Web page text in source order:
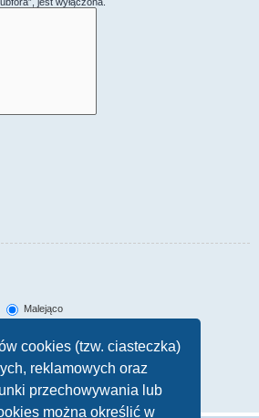
cookies (tzw. ciasteczka)
reklamowych oraz
przechowywania lub
można określić w
Malejąco